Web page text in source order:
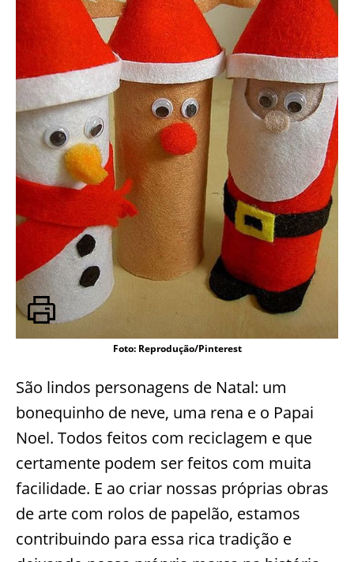
Foto: Reprodução/Pinterest
São lindos personagens de Natal: um
bonequinho de neve, uma rena e o Papai
Noel. Todos feitos com reciclagem e que
certamente podem ser feitos com muita
facilidade. E ao criar nossas próprias obras
de arte com rolos de papelão, estamos
contribuindo para essa rica tradição e